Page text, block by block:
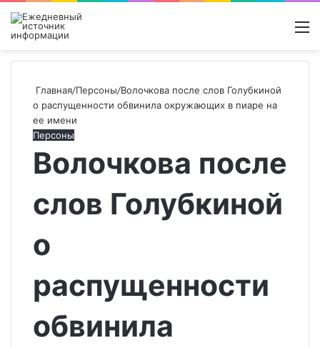
Поиск
Switch
Главная/Персоны/Волочкова после слов Голубкиной
о распущенности обвинила окружающих в пиаре на
ее имени
Персоны
Волочкова после
слов Голубкиной
о
распущенности
обвинила